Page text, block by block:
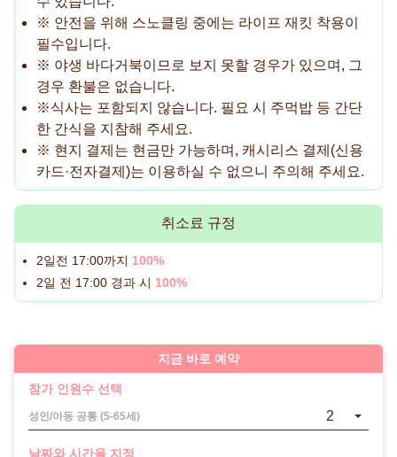
※ 안전을 위해 스노클링 중에는 라이프 재킷 착용이
필수입니다.
※ 야생 바다거북이므로 보지 못할 경우가 있으며, 그
경우 환불은 없습니다.
※식사는 포함되지 않습니다. 필요 시 주먹밥 등 간단
한 간식을 지참해 주세요.
※ 현지 결제는 현금만 가능하며, 캐시리스 결제(신용
카드·전자결제)는 이용하실 수 없으니 주의해 주세요.
취소료 규정
2일전 17:00까지 100%
2일 전 17:00 경과 시 100%
지금 바로 예약
참가 인원수 선택
성인/아동 공통 (5-65세) 2
날짜와 시간을 지정